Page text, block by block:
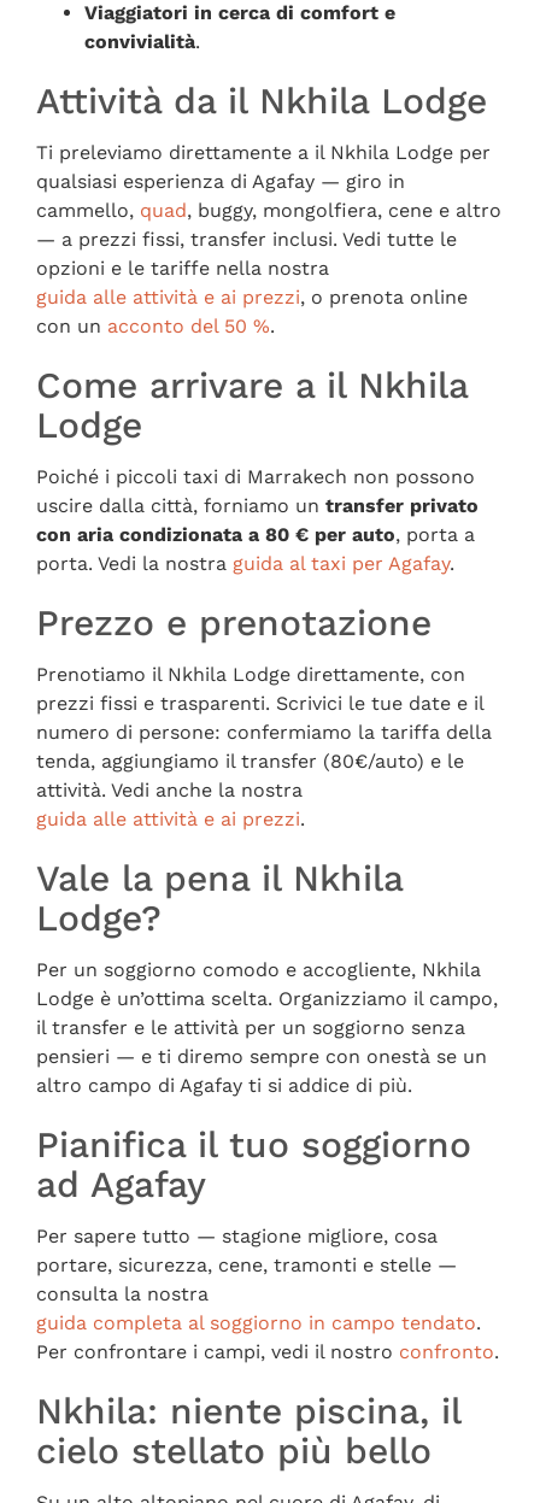
Viaggiatori in cerca di comfort e
convivialità.
Attività da il Nkhila Lodge
Ti preleviamo direttamente a il Nkhila Lodge per
qualsiasi esperienza di Agafay — giro in
cammello, quad, buggy, mongolfiera, cene e altro
— a prezzi fissi, transfer inclusi. Vedi tutte le
opzioni e le tariffe nella nostra
guida alle attività e ai prezzi, o prenota online
con un acconto del 50 %.
Come arrivare a il Nkhila
Lodge
Poiché i piccoli taxi di Marrakech non possono
uscire dalla città, forniamo un transfer privato
con aria condizionata a 80 € per auto, porta a
porta. Vedi la nostra guida al taxi per Agafay.
Prezzo e prenotazione
Prenotiamo il Nkhila Lodge direttamente, con
prezzi fissi e trasparenti. Scrivici le tue date e il
numero di persone: confermiamo la tariffa della
tenda, aggiungiamo il transfer (80€/auto) e le
attività. Vedi anche la nostra
guida alle attività e ai prezzi.
Vale la pena il Nkhila
Lodge?
Per un soggiorno comodo e accogliente, Nkhila
Lodge è un’ottima scelta. Organizziamo il campo,
il transfer e le attività per un soggiorno senza
pensieri — e ti diremo sempre con onestà se un
altro campo di Agafay ti si addice di più.
Pianifica il tuo soggiorno
ad Agafay
Per sapere tutto — stagione migliore, cosa
portare, sicurezza, cene, tramonti e stelle —
consulta la nostra
guida completa al soggiorno in campo tendato.
Per confrontare i campi, vedi il nostro confronto.
Nkhila: niente piscina, il
cielo stellato più bello